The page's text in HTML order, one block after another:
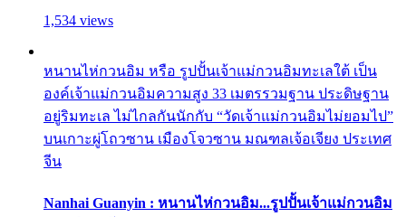
1,534 views
หนานไห่กวนอิม หรือ รูปปั้นเจ้าแม่กวนอิมทะเลใต้ เป็น
องค์เจ้าแม่กวนอิมความสูง 33 เมตรรวมฐาน ประดิษฐาน
อยู่ริมทะเล ไม่ไกลกันนักกับ “วัดเจ้าแม่กวนอิมไม่ยอมไป”
บนเกาะผู่โถวซาน เมืองโจวซาน มณฑลเจ้อเจียง ประเทศ
จีน
Nanhai Guanyin : หนานไห่กวนอิม...รูปปั้นเจ้าแม่กวนอิม